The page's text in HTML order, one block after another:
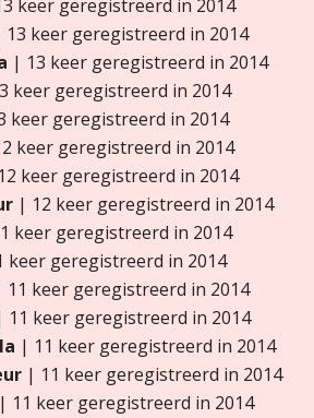
keer geregistreerd in 2014
13 keer geregistreerd in 2014
| 13 keer geregistreerd in 2014
keer geregistreerd in 2014
keer geregistreerd in 2014
keer geregistreerd in 2014
keer geregistreerd in 2014
| 12 keer geregistreerd in 2014
keer geregistreerd in 2014
keer geregistreerd in 2014
11 keer geregistreerd in 2014
11 keer geregistreerd in 2014
| 11 keer geregistreerd in 2014
| 11 keer geregistreerd in 2014
| 11 keer geregistreerd in 2014